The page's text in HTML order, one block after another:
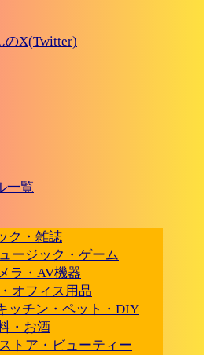
のX(Twitter)
一覧
ク・雑誌
ージック・ゲーム
ラ・AV機器
オフィス用品
ッチン・ペット・DIY
・お酒
トア・ビューティー